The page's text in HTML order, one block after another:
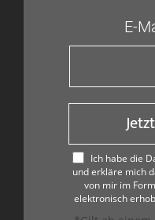
E-
Ich habe die
und erkläre mich
von mir im
elektronisch